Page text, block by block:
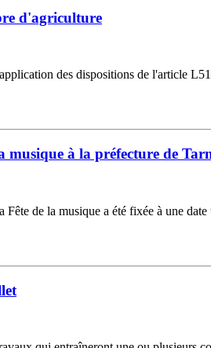
d'agriculture
des dispositions de l'article
musique à la préfecture de
de la musique a été fixée à une